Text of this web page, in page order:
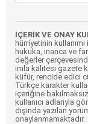
İÇERİK VE ONAY
hürriyetinin
hukuka, inanca ve
değerler
imla kalitesi gazete
küfür, rencide edici
Türkçe karakter
içeriğine
kullanıcı adlarıyla
dışında yazılan
onaylanmamaktadır.